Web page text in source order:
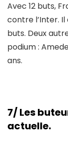
Avec 12 buts,
contre l’Inter. Il
buts. Deux
podium :
ans.
7/ Les
actuelle.